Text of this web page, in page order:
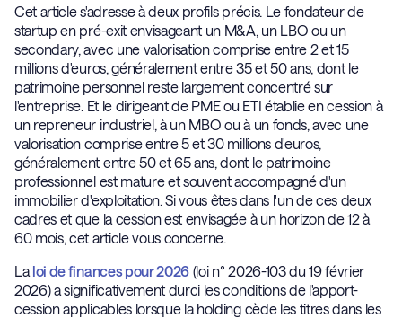
Cet article s'adresse à deux profils précis. Le fondateur de
startup en pré-exit envisageant un M&A, un LBO ou un
secondary, avec une valorisation comprise entre 2 et 15
millions d'euros, généralement entre 35 et 50 ans, dont le
patrimoine personnel reste largement concentré sur
l'entreprise. Et le dirigeant de PME ou ETI établie en cession à
un repreneur industriel, à un MBO ou à un fonds, avec une
valorisation comprise entre 5 et 30 millions d'euros,
généralement entre 50 et 65 ans, dont le patrimoine
professionnel est mature et souvent accompagné d'un
immobilier d'exploitation. Si vous êtes dans l'un de ces deux
cadres et que la cession est envisagée à un horizon de 12 à
60 mois, cet article vous concerne.
La loi de finances pour 2026 (loi n° 2026-103 du 19 février
2026) a significativement durci les conditions de l'apport-
cession applicables lorsque la holding cède les titres dans les